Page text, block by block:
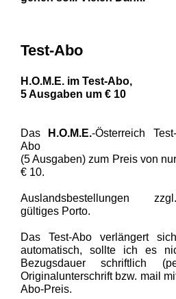
Test-Abo
H.O.M.E. im Test-Abo,
5 Ausgaben um € 10
Das H.O.M.E.-Österreich Test-
Abo
(5 Ausgaben) zum Preis von nur
€ 10.
Auslandsbestellungen zzgl.
gültiges Porto.
Das Test-Abo verlängert sich
automatisch, sollte ich es
Bezugsdauer schriftlich
Originalunterschrift bzw. mail
Abo-Preis.